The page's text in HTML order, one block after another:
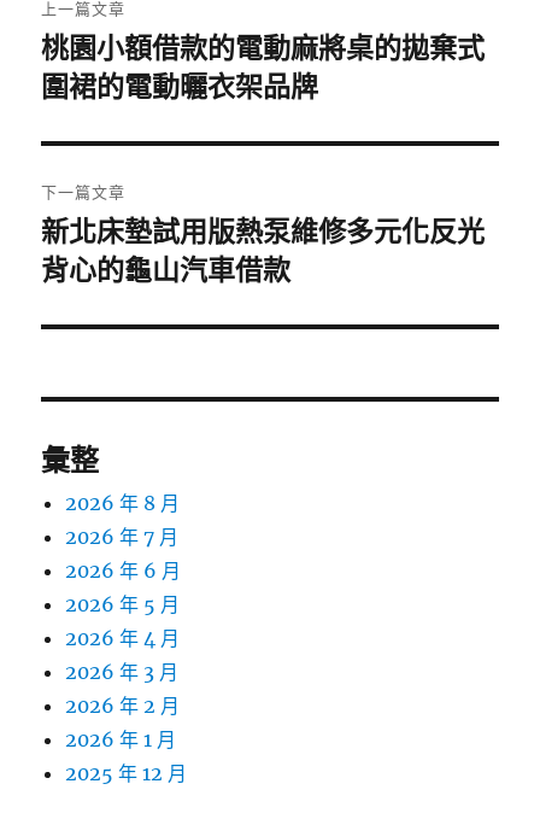
章
導
覽
上一篇文章
上
一
文
章:
桃園小額借款的電動麻將桌的拋棄式
圍裙的電動曬衣架品牌
下一篇文章
下
一
文
新北床墊試用版熱泵維修多元化反光
背心的龜山汽車借款
彙整
2026 年 8 月
2026 年 7 月
2026 年 6 月
2026 年 5 月
2026 年 4 月
2026 年 3 月
2026 年 2 月
2026 年 1 月
2025 年 12 月